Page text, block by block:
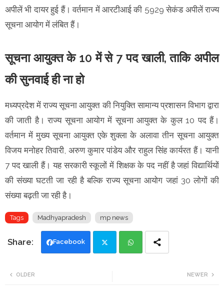
अपीलें भी दायर हुई हैं। वर्तमान में आरटीआई की 5929 सेकंड अपीलें राज्य
सूचना आयोग में लंबित हैं।
सूचना आयुक्त के 10 में से 7 पद खाली, ताकि अपील
की सुनवाई ही ना हो
मध्यप्रदेश में राज्य सूचना आयुक्त की नियुक्ति सामान्य प्रशासन विभाग द्वारा
की जाती है। राज्य सूचना आयोग में सूचना आयुक्त के कुल 10 पद हैं।
वर्तमान में मुख्य सूचना आयुक्त एके शुक्ला के अलावा तीन सूचना आयुक्त
विजय मनोहर तिवारी, अरुण कुमार पांडेय और राहुल सिंह कार्यरत हैं। यानी
7 पद खाली हैं। यह सरकारी स्कूलों में शिक्षक के पद नहीं है जहां विद्यार्थियों
की संख्या घटती जा रही है बल्कि राज्य सूचना आयोग जहां 30 लोगों की
संख्या बढ़ती जा रही है।
Tags Madhyapradesh mp news
Facebook
NEWER
OLDER